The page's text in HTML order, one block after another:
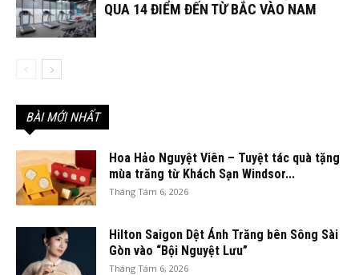
QUA 14 ĐIỂM ĐẾN TỪ BẮC VÀO NAM
BÀI MỚI NHẤT
Hoa Hảo Nguyệt Viên – Tuyệt tác quà tặng
mùa trăng từ Khách Sạn Windsor...
Tháng Tám 6, 2026
Hilton Saigon Dệt Ánh Trăng bên Sông Sài
Gòn vào “Bội Nguyệt Lưu”
Tháng Tám 6, 2026